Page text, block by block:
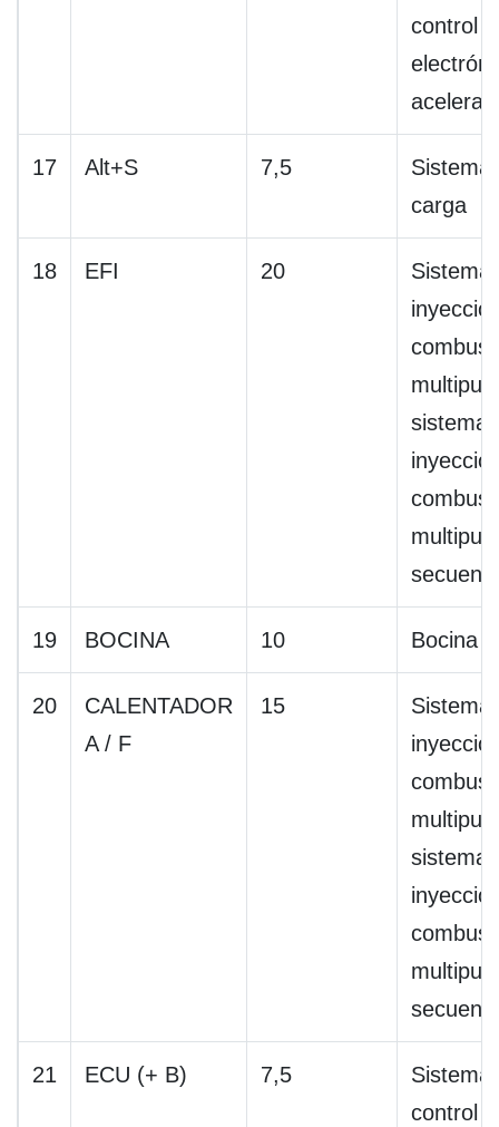
control
17 Alt+S 7,5
Sistema
carga
18 EFI 20
Sistema
sistema
19 BOCINA 10 Bocina
20
CALENTADOR
A / F
15
Sistema
sistema
21 ECU (+ B) 7,5
Sistema
control